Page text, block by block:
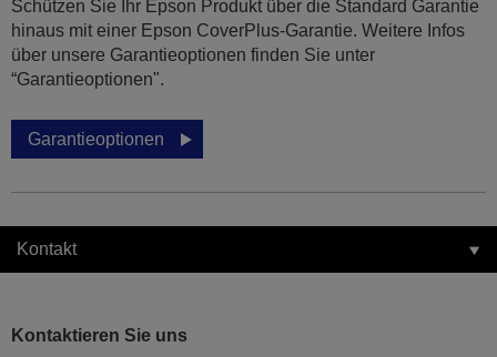
Schützen Sie Ihr Epson Produkt über die Standard Garantie
hinaus mit einer Epson CoverPlus-Garantie. Weitere Infos
über unsere Garantieoptionen finden Sie unter
“Garantieoptionen".
Garantieoptionen
Kontakt
Kontaktieren Sie uns